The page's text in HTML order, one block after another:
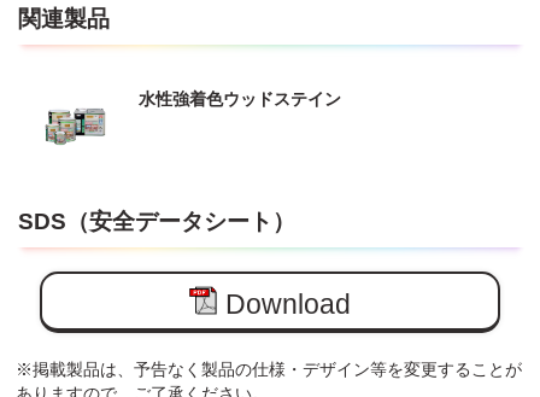
関連製品
水性強着色ウッドステイン
SDS（安全データシート）
Download
※掲載製品は、予告なく製品の仕様・デザイン等を変更することが
ありますので、ご了承ください。